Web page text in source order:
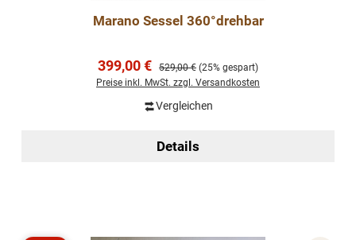
Marano Sessel 360°drehbar
Verkaufspreis:
399,00 € Regulärer Preis:
529,00 € (25% gespart)
Preise inkl. MwSt. zzgl. Versandkosten
Vergleichen
Details